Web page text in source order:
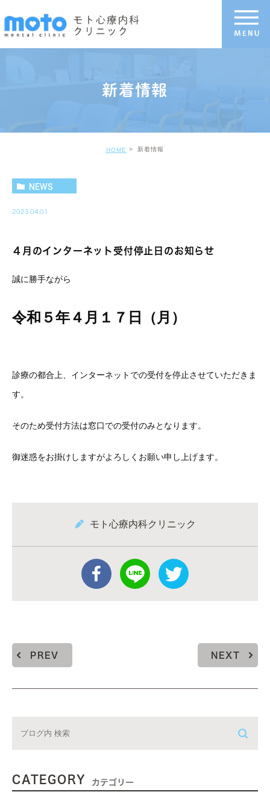
新着情報
HOME 新着情報
NEWS
2023.04.01
４月のインターネット受付停止日のお知らせ
誠に勝手ながら
令和５年４ 月１７日（月 ）
診療の都合上、インターネットでの受付を停止させていただきま
す。
そのため受付方法は窓口での受付のみとなります。
御迷惑をお掛けしますがよろしくお願い申し上げます。
モト心療内科クリニック
PREV NEXT
CATEGORY カテゴリー